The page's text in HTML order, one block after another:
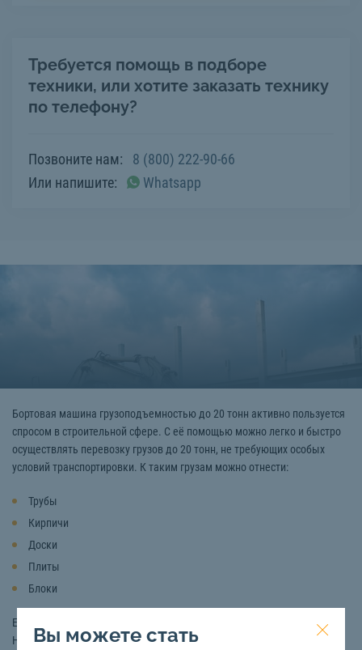
Требуется помощь в подборе
техники, или хотите заказать технику
по телефону?
Позвоните нам:
8 (800) 222-90-66
Или напишите:
Whatsapp
Бортовая машина грузоподъемностью до 20 тонн активно пользуется
спросом в строительной сфере. С её помощью можно легко и быстро
осуществлять перевозку грузов до 20 тонн, не требующих особых
условий транспортировки. К таким грузам можно отнести:
Трубы
Кирпичи
Доски
Плиты
Блоки
Если вас интересует аренда бортового автомобиля 20 тонн в
Ноябрьске , то обращайтесь к нам. Компания «СтройТакси»
Вы можете стать